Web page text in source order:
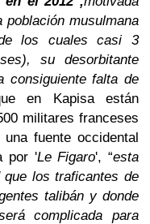
población musulmana
los cuales casi 3
su desorbitante
consiguiente falta de
en Kapisa están
militares franceses
fuente occidental
por 'Le Figaro', “esta
los traficantes de
talibán y donde
complicada para